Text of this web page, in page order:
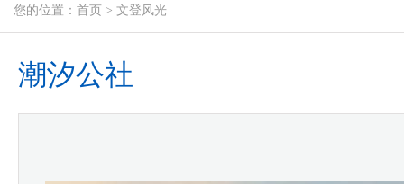
您的位置：首页 > 文登风光
潮汐公社